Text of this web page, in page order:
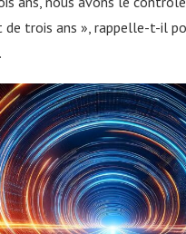
de trois ans », rappelle-t-il